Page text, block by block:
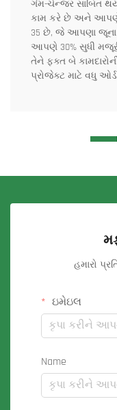
ગેમ-ચેન્જર સાબિત
કામ કરે છે અને આપણે
35 છે, જે આપણા જૂના
આપણે 30% સુધી
તેને ફક્ત બે
પ્રોજેક્ટ માટે વધુ
હમારો
ઇમેઇલ
Name